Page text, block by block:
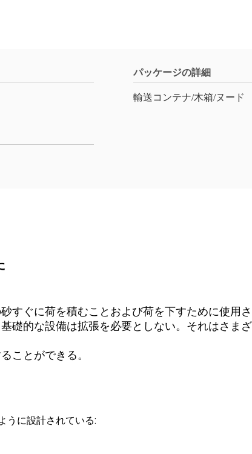
パッケージの詳細
輸送コンテナ/木箱/ヌード
すぐに荷を積むことおよび荷を下すために使用
礎的な設備は拡張を必要としない。それはさま
ことができる。
うに設計されている: